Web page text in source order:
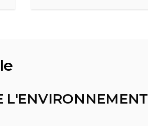
L'ENVIRONNEMENT